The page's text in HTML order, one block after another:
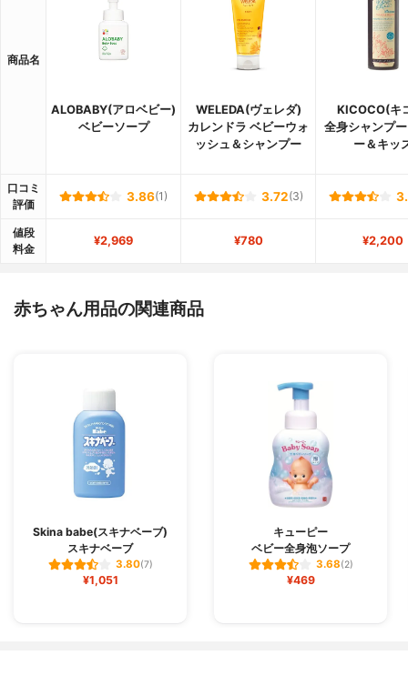
商品名
ALOBABY(アロベビー)
ベビーソープ
WELEDA(ヴェレダ)
カレンドラ ベビーウォ
ッシュ＆シャンプー
KICOCO(キ
全身シャンプ
ー＆キッ
口コミ
評価
3.86(1) 3.72(3)
値段
料金
¥2,969 ¥780 ¥2,200
赤ちゃん用品の関連商品
Skina babe(スキナベーブ)
スキナベーブ
3.80(7)
¥1,051
キューピー
ベビー全身泡ソープ
3.68(2)
¥469